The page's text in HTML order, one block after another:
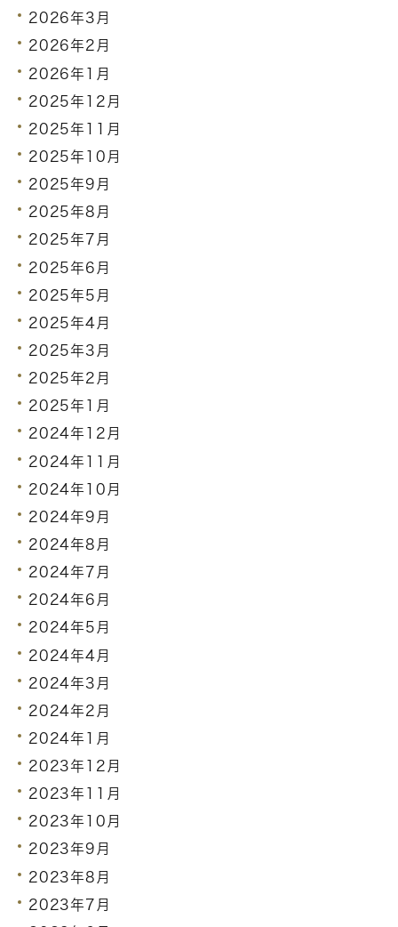
2026年3月
2026年2月
2026年1月
2025年12月
2025年11月
2025年10月
2025年9月
2025年8月
2025年7月
2025年6月
2025年5月
2025年4月
2025年3月
2025年2月
2025年1月
2024年12月
2024年11月
2024年10月
2024年9月
2024年8月
2024年7月
2024年6月
2024年5月
2024年4月
2024年3月
2024年2月
2024年1月
2023年12月
2023年11月
2023年10月
2023年9月
2023年8月
2023年7月